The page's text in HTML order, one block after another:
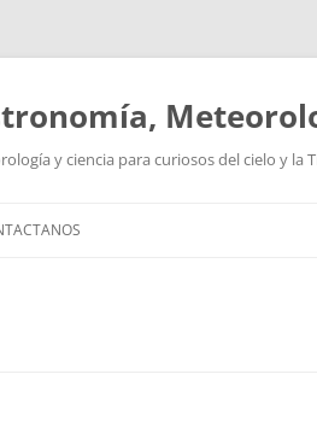
y ciencia para curiosos del cielo y la